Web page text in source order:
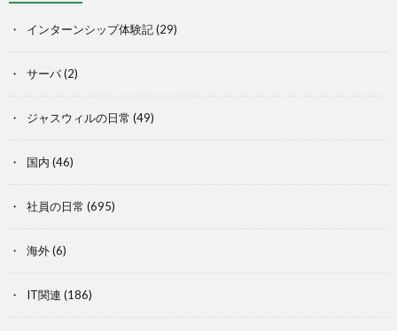
インターンシップ体験記(29)
サーバ(2)
ジャスウィルの日常 (49)
国内 (46)
社員の日常 (695)
海外(6)
IT関連 (186)